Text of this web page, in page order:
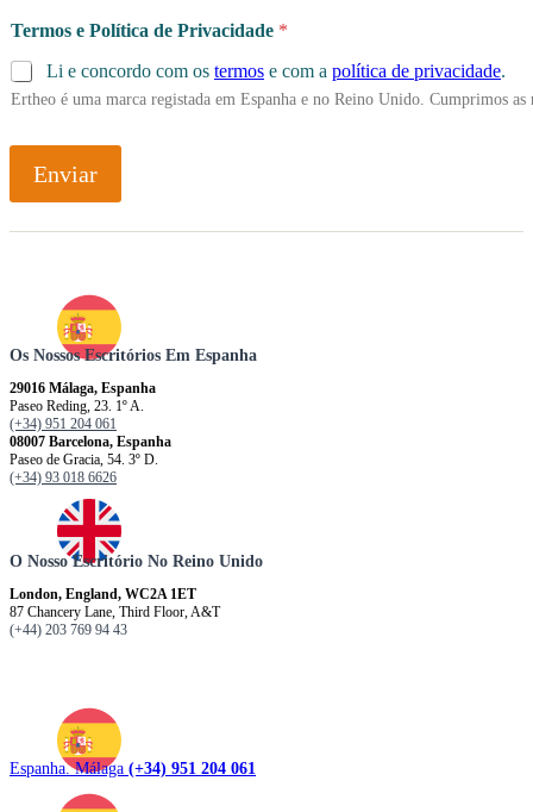
Termos e Política de Privacidade *
Li e concordo com os termos e com a política de privacidade.
Ertheo é uma marca registada em Espanha e no Reino Unido. Cumprimos
Enviar
Os Nossos Escritórios Em Espanha
29016 Málaga, Espanha
Paseo Reding, 23. 1º A.
(+34) 951 204 061
08007 Barcelona, ​​​​​Espanha
Paseo de Gracia, 54. 3º D.
(+34) 93 018 6626
O Nosso Escritório No Reino Unido
London, England, WC2A 1ET
87 Chancery Lane, Third Floor, A&T
(+44) 203 769 94 43
Espanha. Málaga (+34) 951 204 061